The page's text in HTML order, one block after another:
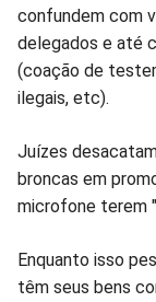
confundem com
delegados e até
(coação de
ilegais, etc).
Juízes
broncas em
microfone terem
Enquanto isso
têm seus bens